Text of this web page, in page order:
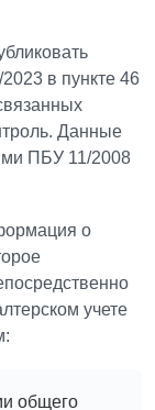
в пункте 46
Данные
ПБУ 11/2008
о
учете
общего